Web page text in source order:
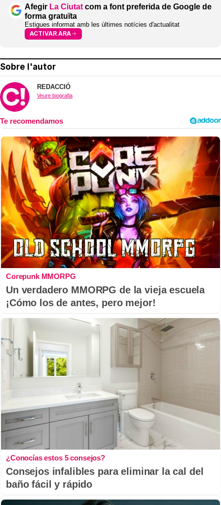
Afegir La Ciutat com a font preferida de Google de
forma gratuïta
Estigues informat amb les últimes notícies d'actualitat
ACTIVAR ARA
Sobre l'autor
REDACCIÓ
Veure biografia
Corepunk MMORPG
Un verdadero MMORPG de la vieja escuela
¡Cómo los de antes, pero mejor!
¿Conocías estos 5 consejos?
Consejos infalibles para eliminar la cal del
baño fácil y rápido